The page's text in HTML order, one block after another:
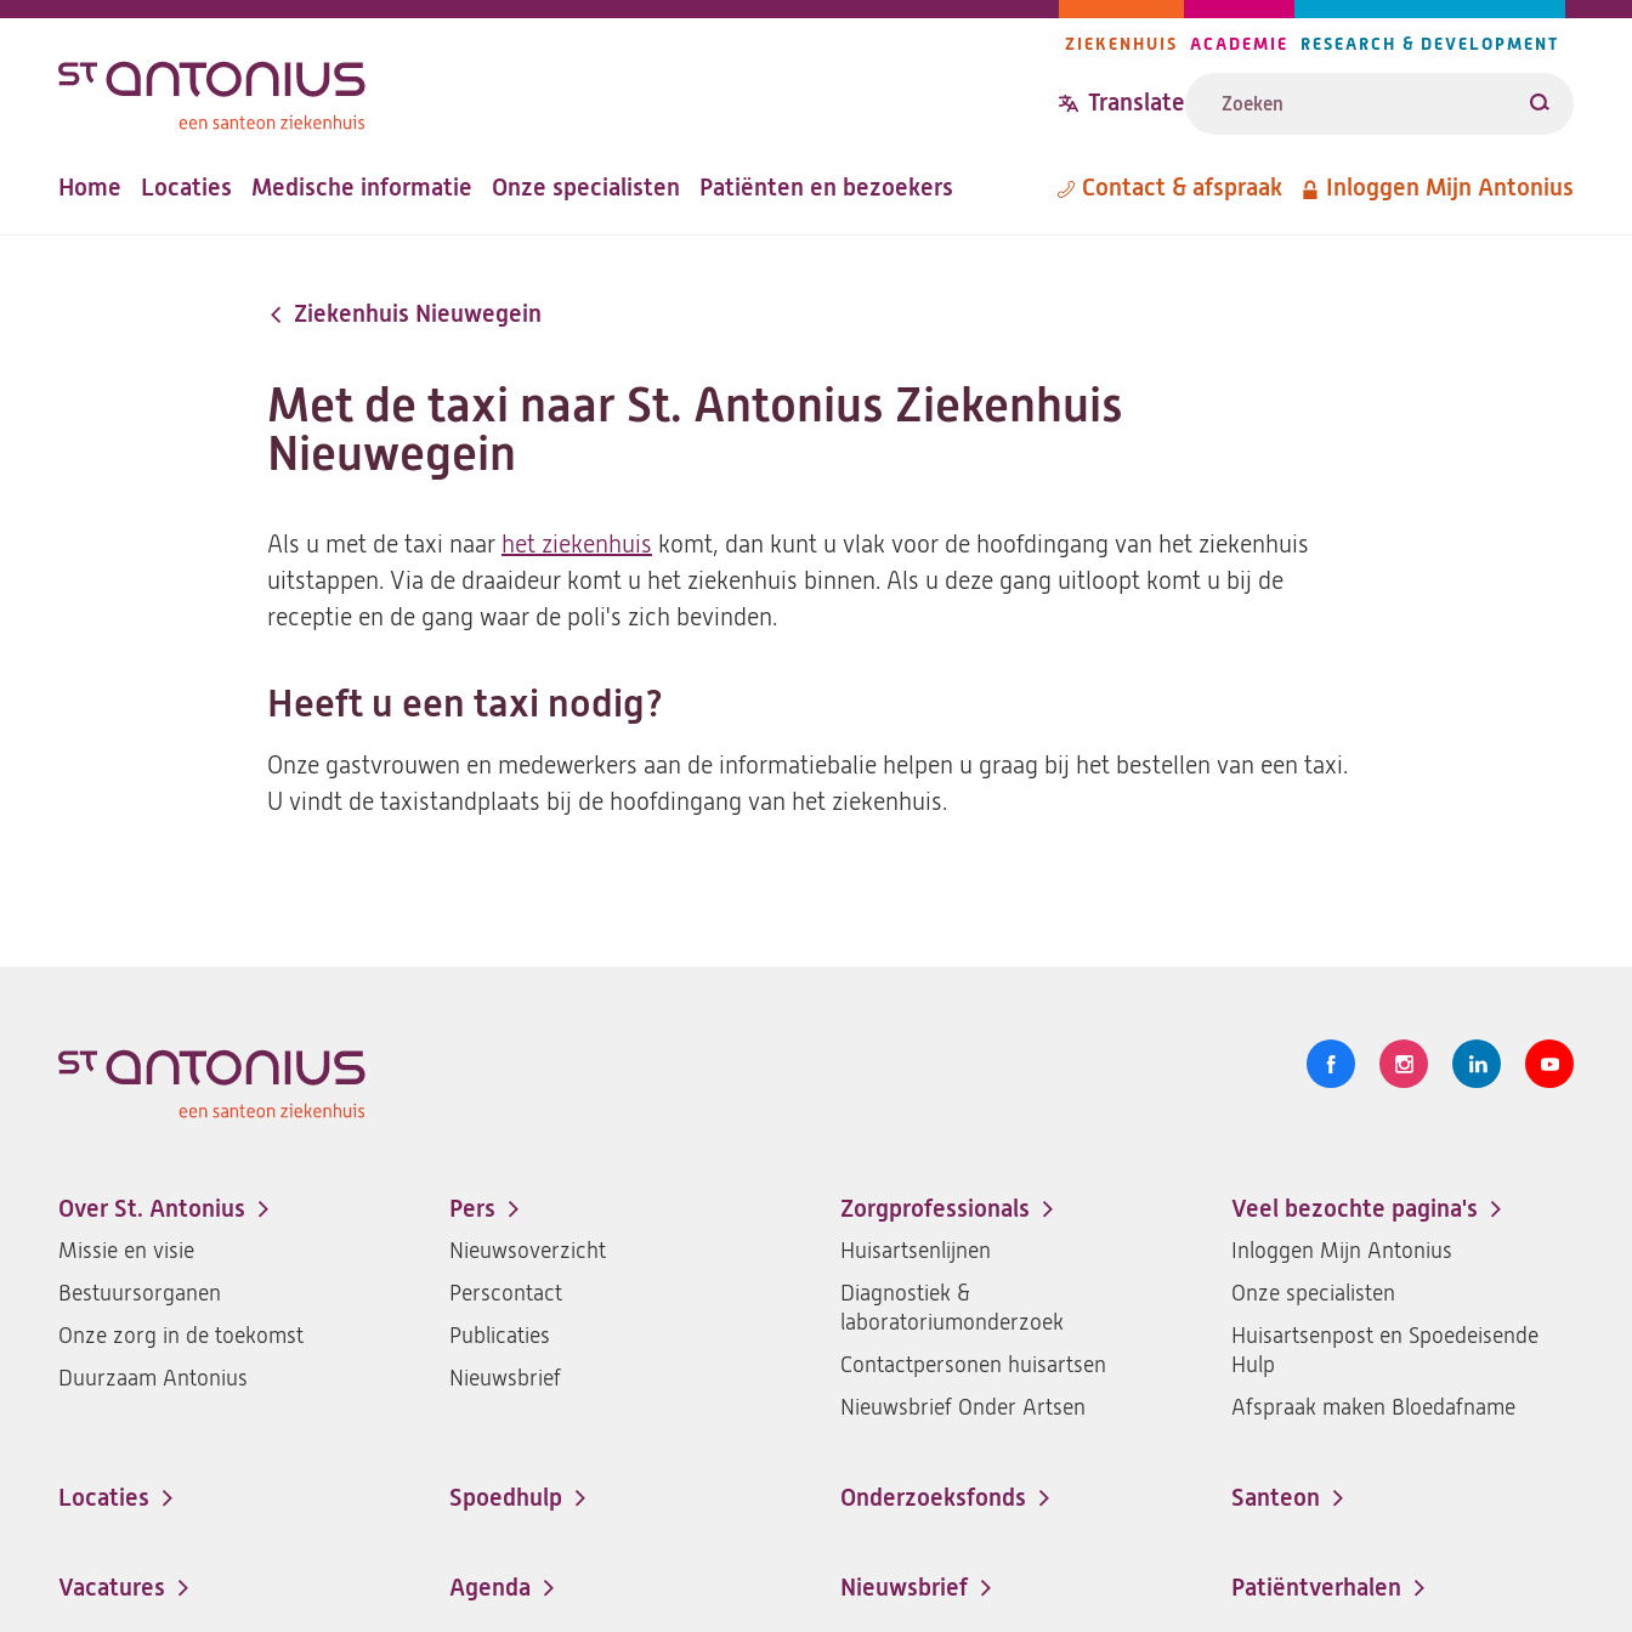
inhoud
navigatie
ZIEKENHUIS ACADEMIE RESEARCH & DEVELOPMENT
Translate Zoeken
Hoofdnavigatie
Home Locaties Medische informatie Onze specialisten Patiënten en bezoekers Metanavigatie
Contact & afspraak Inloggen Mijn Antonius
Ziekenhuis Nieuwegein
Met de taxi naar St. Antonius Ziekenhuis
Nieuwegein
Als u met de taxi naar het ziekenhuis komt, dan kunt u vlak voor de hoofdingang van het ziekenhuis
uitstappen. Via de draaideur komt u het ziekenhuis binnen. Als u deze gang uitloopt komt u bij de
receptie en de gang waar de poli's zich bevinden.
Heeft u een taxi nodig?
Onze gastvrouwen en medewerkers aan de informatiebalie helpen u graag bij het bestellen van een taxi.
U vindt de taxistandplaats bij de hoofdingang van het ziekenhuis.
Volg
Logo
santeon
ziekenhuis
op
Facebook
Logo
santeon
ziekenhuis
Instagram
Logo
santeon
LinkedIn
Logo
Footer-
menu
Over St. Antonius
Missie en visie
Bestuursorganen
Onze zorg in de toekomst
Duurzaam Antonius
Pers
Nieuwsoverzicht
Perscontact
Publicaties
Nieuwsbrief
Zorgprofessionals
Huisartsenlijnen
Diagnostiek &
laboratoriumonderzoek
Contactpersonen huisartsen
Nieuwsbrief Onder Artsen
Veel bezochte pagina's
Inloggen Mijn Antonius
Onze specialisten
Huisartsenpost en Spoedeisende
Hulp
Afspraak maken Bloedafname
Locaties Spoedhulp Onderzoeksfonds Santeon
(opent
een
Vacatures
(opent
Agenda Nieuwsbrief Patiëntverhalen